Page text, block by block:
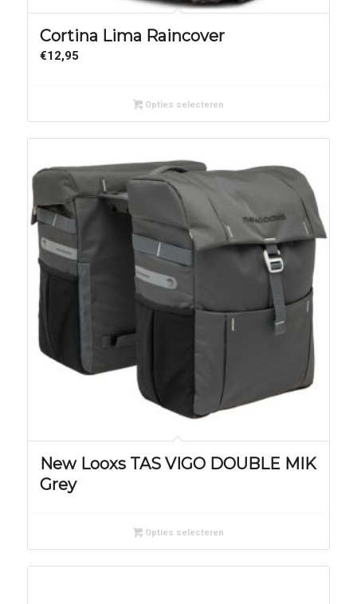
Cortina Lima Raincover
€12,95
Opties selecteren
New Looxs TAS VIGO DOUBLE MIK
Grey
Opties selecteren